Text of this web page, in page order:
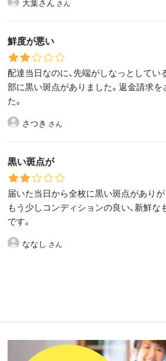
大葉さん
鮮度が悪い
配達当日なのに、先端がしなっとしてい
部に黒い斑点がありました。返金請求
た。
さつき
黒い斑点が
届いた当日から全枚に黒い斑点がありが
もう少しコンディションの良い、新鮮
です。
ななし